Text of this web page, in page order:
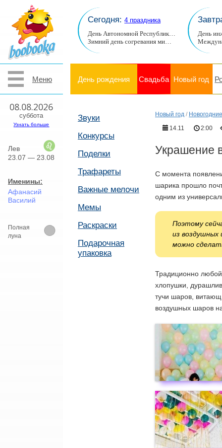
Меню
08.08.2026
суббота
Узнать больше
Лев
23.07 — 23.08
Именины:
Афанасий
Василий
Полная
луна
Сегодня: 4 праздника
День Автономной Республик…
Зимний день согревания ми…
День
День рождения Свадьба Новый год
Звуки
Конкурсы
Поделки
Трафареты
Важные мелочи
Мемы
Раскраски
Подарочная
упаковка
Новый год /
14.11
2:00
Украшение
С момента
шарика прошло
одним из
Поэтому
из воздушных
можно
Традиционно
хлопушки,
тучи шаров,
воздушных шаров